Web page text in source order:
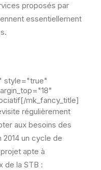
proposés par
essentiellement
style="true"
mk_fancy_title]
régulièrement
aux besoins des
2014 un cycle de
apte à
de la STB :